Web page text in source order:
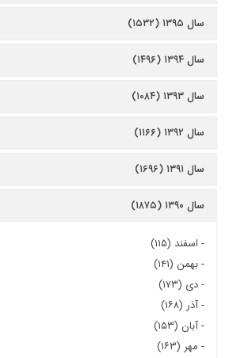
سال ۱۳۹۵ (۱۵۳۲)
سال ۱۳۹۴ (۱۴۹۶)
سال ۱۳۹۳ (۱۰۸۴)
سال ۱۳۹۲ (۱۱۶۶)
سال ۱۳۹۱ (۱۶۹۶)
سال ۱۳۹۰ (۱۸۷۵)
- اسفند (۱۱۵)
-بهمن (۱۴۱)
-دی (۱۷۳)
-آذر (۱۶۸)
-آبان (۱۵۳)
- مهر (۱۶۳)